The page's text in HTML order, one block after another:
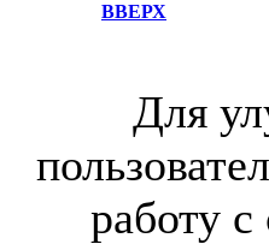
ВВЕРХ
Для
работу